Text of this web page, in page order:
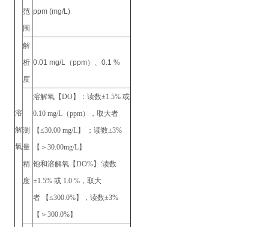
溶
解
氧
范
围
ppm (mg/L)
解
析
度
0.01 mg/L（ppm）、0.1 %
测
量
精
度
溶解氧【DO】：读数±1.5% 或
0.10 mg/L（ppm）
， 取大者
【≤30.00 mg/L】
； 读数±3%
【＞30.00mg/L】
饱和溶解氧【DO%】:读数
±1.5% 或 1.0 %，取大
者 【≤300.0%】，读数±3%
【＞300.0%】